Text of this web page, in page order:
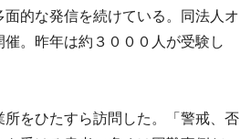
的な発信を続けている。同法人オ
。昨年は約３０００人が受験し
をひたすら訪問した。「警戒、否